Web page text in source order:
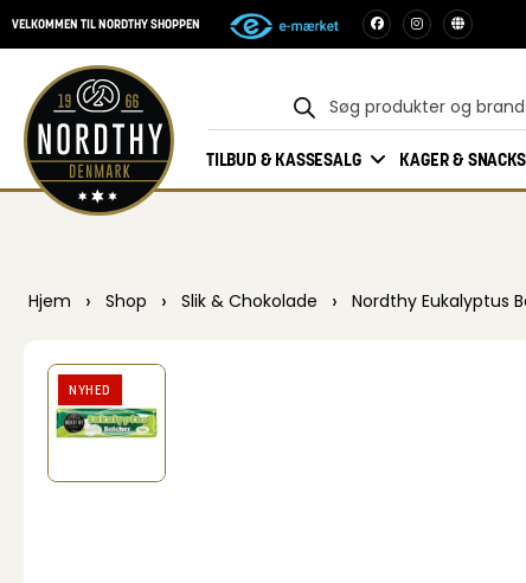
VELKOMMEN TIL NORDTHY SHOPPEN
TILBUD & KASSESALG KAGER & SNACKS
Hjem › Shop › Slik & Chokolade › Nordthy Eukalyptus
NYHED